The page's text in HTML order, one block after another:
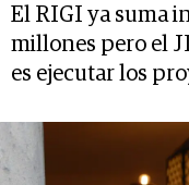
El RIGI ya suma
millones pero el
es ejecutar los